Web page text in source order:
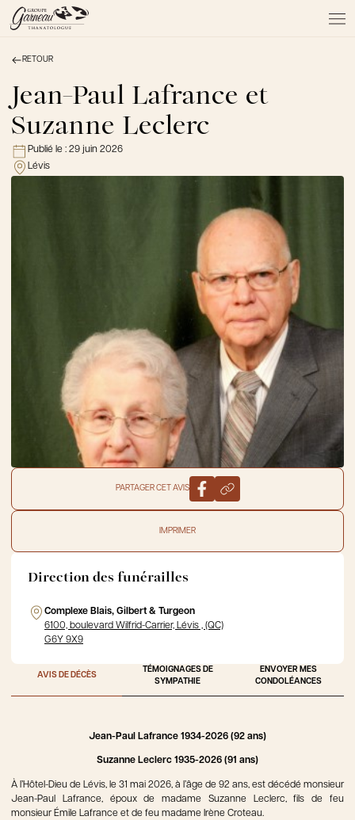
À PROPOS
NOS SERVICES
NOS PRODUITS
NOTRE ÉQUIPE
NOS SALONS
AVIS DE DÉCÈS
RETOUR
Jean-Paul Lafrance et
Suzanne Leclerc
Publié le : 29 juin 2026
Lévis
PARTAGER CET AVIS
IMPRIMER
Direction des funérailles
Complexe Blais, Gilbert & Turgeon
6100, boulevard Wilfrid-Carrier, Lévis , (QC)
G6Y 9X9
AVIS DE DÉCÈS
TÉMOIGNAGES DE
SYMPATHIE
ENVOYER MES
CONDOLÉANCES
Jean-Paul Lafrance 1934-2026 (92 ans)
Suzanne Leclerc 1935-2026 (91 ans)
À l’Hôtel-Dieu de Lévis, le 31 mai 2026, à l’âge de 92 ans, est décédé monsieur
Jean-Paul Lafrance, époux de madame Suzanne Leclerc, fils de feu
monsieur Émile Lafrance et de feu madame Irène Croteau.